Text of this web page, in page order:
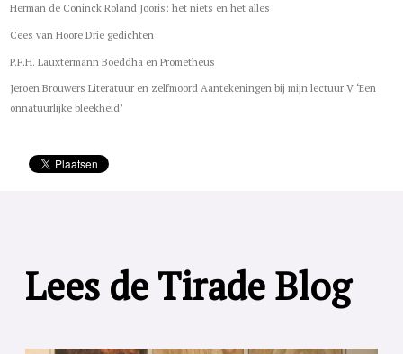
Herman de Coninck Roland Jooris: het niets en het alles
Cees van Hoore Drie gedichten
P.F.H. Lauxtermann Boeddha en Prometheus
Jeroen Brouwers Literatuur en zelfmoord Aantekeningen bij mijn lectuur V ‘Een
onnatuurlijke bleekheid’
Lees de Tirade Blog